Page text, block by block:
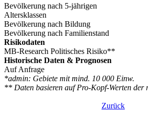
Bevölkerung nach 5-jährigen
Altersklassen
Bevölkerung nach Bildung
Bevölkerung nach Familienstand
Risikodaten
MB-Research Politisches Risiko**
Historische Daten & Prognosen
Auf Anfrage
*admin: Gebiete mit mind. 10 000 Einw.
** Daten basieren auf Pro-Kopf-Werten der
Zurück